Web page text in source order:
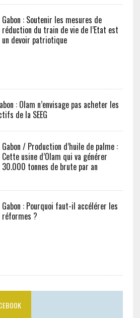
Gabon : Soutenir les mesures de
réduction du train de vie de l’Etat est
un devoir patriotique
: Olam n’envisage pas acheter les
de la SEEG
Gabon / Production d’huile de palme :
Cette usine d’Olam qui va générer
30.000 tonnes de brute par an
Gabon : Pourquoi faut-il accélérer les
réformes ?